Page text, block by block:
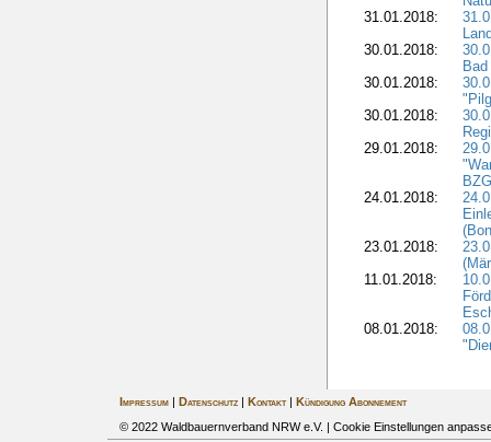
31.01.2018:
30.01.2018:
30.01.2018:
30.01.2018:
29.01.2018:
24.01.2018:
23.01.2018:
11.01.2018:
08.01.2018:
Impressum| Datenschutz| Kontakt|
Kündigung Abonnement
© 2022 Waldbauernverband NRW e.V. | Cookie Einstellungen